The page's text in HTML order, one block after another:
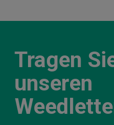
Tragen
unseren